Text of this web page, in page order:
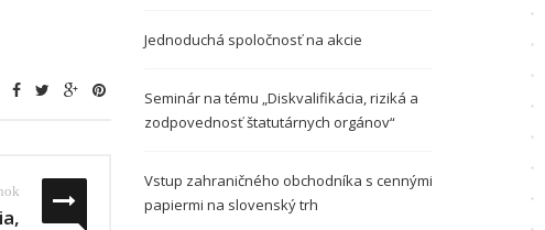
Jednoduchá spoločnosť na akcie
Seminár na tému „Diskvalifikácia, riziká a
zodpovednosť štatutárnych orgánov“
Vstup zahraničného obchodníka s cennými
papiermi na slovenský trh